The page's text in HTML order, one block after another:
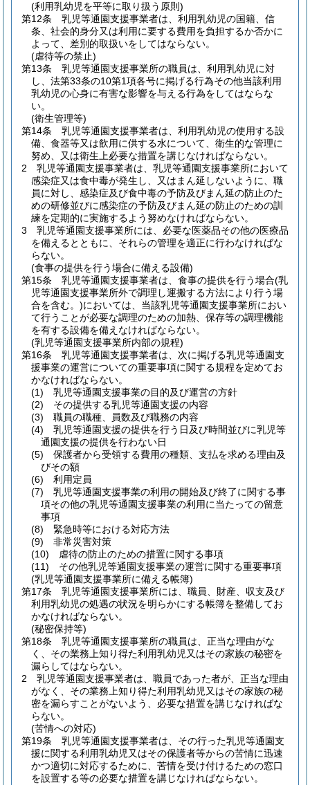
(利用乳幼児を平等に取り扱う原則)
第12条
乳児等通園支援事業者は、利用乳幼児の国籍、信
条、社会的身分又は利用に要する費用を負担するか否かに
よって、差別的取扱いをしてはならない。
(虐待等の禁止)
第13条
乳児等通園支援事業所の職員は、利用乳幼児に対
し、法第33条の10第1項各号に掲げる行為その他当該利用
乳幼児の心身に有害な影響を与える行為をしてはならな
い。
(衛生管理等)
第14条
乳児等通園支援事業者は、利用乳幼児の使用する設
備、食器等又は飲用に供する水について、衛生的な管理に
努め、又は衛生上必要な措置を講じなければならない。
2
乳児等通園支援事業者は、乳児等通園支援事業所において
感染症又は食中毒が発生し、又はまん延しないように、職
員に対し、感染症及び食中毒の予防及びまん延の防止のた
めの研修並びに感染症の予防及びまん延の防止のための訓
練を定期的に実施するよう努めなければならない。
3
乳児等通園支援事業所には、必要な医薬品その他の医療品
を備えるとともに、それらの管理を適正に行わなければな
らない。
(食事の提供を行う場合に備える設備)
第15条
乳児等通園支援事業者は、食事の提供を行う場合(乳
児等通園支援事業所外で調理し運搬する方法により行う場
合を含む。)においては、当該乳児等通園支援事業所におい
て行うことが必要な調理のための加熱、保存等の調理機能
を有する設備を備えなければならない。
(乳児等通園支援事業所内部の規程)
第16条
乳児等通園支援事業者は、次に掲げる乳児等通園支
援事業の運営についての重要事項に関する規程を定めてお
かなければならない。
(1)
乳児等通園支援事業の目的及び運営の方針
(2)
その提供する乳児等通園支援の内容
(3)
職員の職種、員数及び職務の内容
(4)
乳児等通園支援の提供を行う日及び時間並びに乳児等
通園支援の提供を行わない日
(5)
保護者から受領する費用の種類、支払を求める理由及
びその額
(6)
利用定員
(7)
乳児等通園支援事業の利用の開始及び終了に関する事
項その他の乳児等通園支援事業の利用に当たっての留意
事項
(8)
緊急時等における対応方法
(9)
非常災害対策
(10)
虐待の防止のための措置に関する事項
(11)
その他乳児等通園支援事業の運営に関する重要事項
(乳児等通園支援事業所に備える帳簿)
第17条
乳児等通園支援事業所には、職員、財産、収支及び
利用乳幼児の処遇の状況を明らかにする帳簿を整備してお
かなければならない。
(秘密保持等)
第18条
乳児等通園支援事業所の職員は、正当な理由がな
く、その業務上知り得た利用乳幼児又はその家族の秘密を
漏らしてはならない。
2
乳児等通園支援事業者は、職員であった者が、正当な理由
がなく、その業務上知り得た利用乳幼児又はその家族の秘
密を漏らすことがないよう、必要な措置を講じなければな
らない。
(苦情への対応)
第19条
乳児等通園支援事業者は、その行った乳児等通園支
援に関する利用乳幼児又はその保護者等からの苦情に迅速
かつ適切に対応するために、苦情を受け付けるための窓口
を設置する等の必要な措置を講じなければならない。